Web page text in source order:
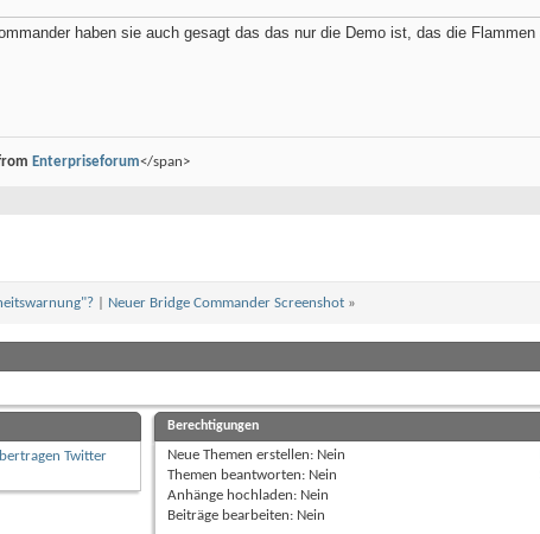
haben sie auch gesagt das das nur die Demo ist, das die
Enterpriseforum</span>
Neuer Bridge Commander Screenshot »
Twitter
Berechtigungen
Neue Themen erstellen: Nein
Themen beantworten: Nein
Anhänge hochladen: Nein
Beiträge bearbeiten: Nein